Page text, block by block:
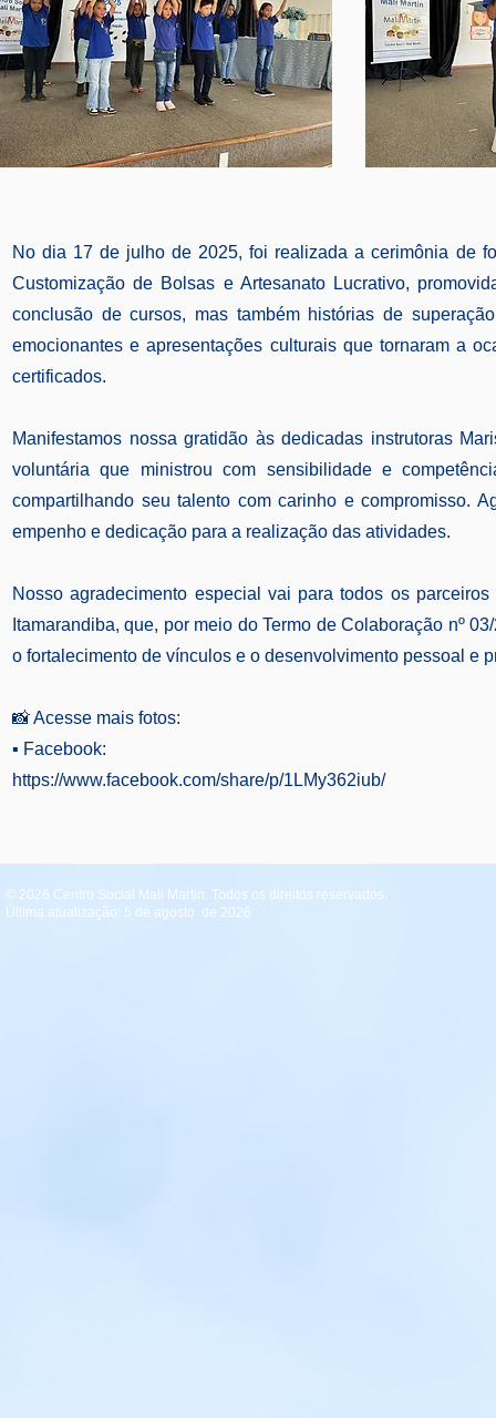
No dia 17 de julho de 2025, foi realizada a cerimônia de
Customização de Bolsas e Artesanato Lucrativo,
conclusão de cursos, mas também histórias de
emocionantes e apresentações culturais que tornaram a
certificados.
Manifestamos nossa gratidão às dedicadas instrutoras
voluntária que ministrou com sensibilidade e
compartilhando seu talento com carinho e compromisso.
empenho e dedicação para a realização das atividades.
Nosso agradecimento especial vai para todos os
Itamarandiba, que, por meio do Termo de Colaboração nº
o fortalecimento de vínculos e o desenvolvimento pessoal e
📸 Acesse mais fotos:
▪️ Facebook:
https://www.facebook.com/share/p/1LMy362iub/
© 2026 Centro Social Mali Martin. Todos os direitos reservados.
Última atualização: 5 de agosto de 2026